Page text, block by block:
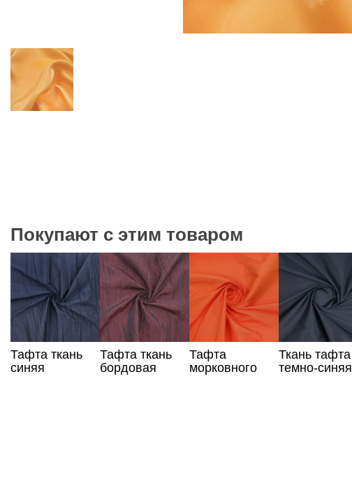
Покупают с этим товаром
Тафта ткань
синяя
Тафта ткань
бордовая
Тафта
морковного
Ткань тафта
темно-синяя